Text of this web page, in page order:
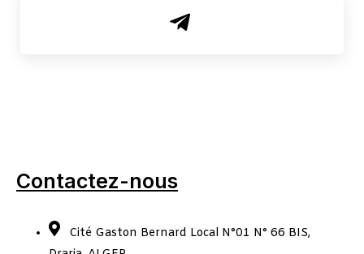
Contactez-nous
Cité Gaston Bernard Local N°01 N° 66 BIS,